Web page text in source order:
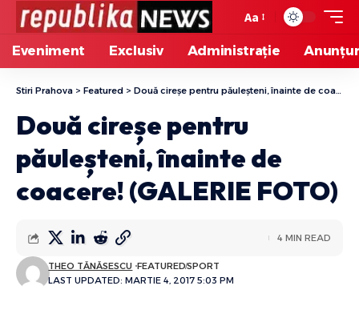
Aa
Eveniment Exclusiv Administrație
Stiri Prahova > Featured > Două cireșe pentru păuleșteni, înainte de coacere! (GALERIE FOTO)
Două cireșe pentru
păuleșteni, înainte de
coacere! (GALERIE FOTO)
LAST UPDATED: MARTIE 4, 2017 5:03 PM
THEO TĂNĂSESCU FEATUREDSPORT
4 MIN READ